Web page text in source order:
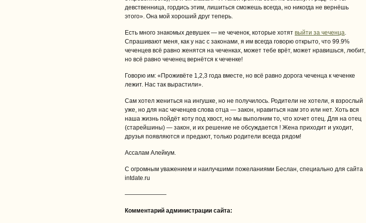
девственница, гордись этим, лишиться сможешь всегда, но никогда не вернёшь
этого». Она мой хороший друг теперь.
Есть много знакомых девушек — не чеченок, которые хотят выйти за чеченца.
Спрашивают меня, как у нас с законами, я им всегда говорю открыто, что 99.9%
чеченцев всё равно женятся на чеченках, может тебе врёт, может нравишься, любит,
но всё равно чеченец вернётся к чеченке!
Говорю им: «Проживёте 1,2,3 года вместе, но всё равно дорога чеченца к чеченке
лежит. Нас так вырастили».
Сам хотел жениться на ингушке, но не получилось. Родители не хотели, я взрослый
уже, но для нас чеченцев слова отца — закон, нравиться нам это или нет. Хоть вся
наша жизнь пойдёт коту под хвост, но мы выполним то, что хочет отец. Для на отец
(старейшины) — закон, и их решение не обсуждается ! Жена приходит и уходит,
друзья появляются и предают, только родители всегда рядом!
Ассалам Алейкум.
С огромным уважением и наилучшими пожеланиями Беслан, специально для сайта
intdate.ru
———————
Комментарий администрации сайта: